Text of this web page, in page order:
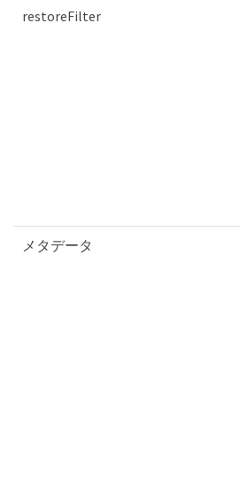
restoreFilter
メタデータ